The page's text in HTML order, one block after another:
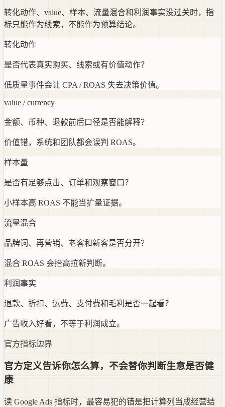
转化动作、value、样本、流量混合和利润事实没过关时，指
标只能作为线索，不能作为预算结论。
转化动作
是否代表真实购买、线索或有价值动作？
低质量事件会让 CPA / ROAS 失去决策价值。
value / currency
金额、币种、退款前后口径是否能解释？
价值错，系统和团队都会误判 ROAS。
样本量
是否有足够点击、订单和观察窗口？
小样本高 ROAS 不能当扩量证据。
流量混合
品牌词、再营销、老客和新客是否分开？
混合 ROAS 会抬高拉新判断。
利润事实
退款、折扣、运费、支付费和毛利是否一起看？
广告收入好看，不等于利润成立。
官方指标边界
官方定义告诉你怎么算，不会替你判断生意是否健
康
读 Google Ads 指标时，最容易犯的错是把计算列当成经营结